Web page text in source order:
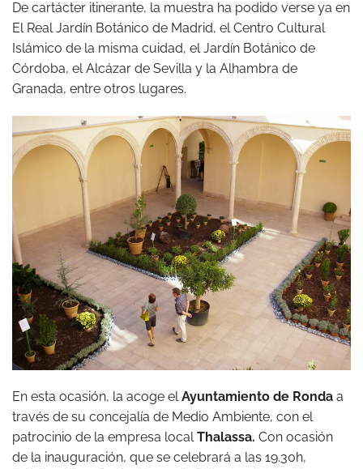
De cartácter itinerante, la muestra ha podido verse ya en
El Real Jardín Botánico de Madrid, el Centro Cultural
Islámico de la misma cuidad, el Jardín Botánico de
Córdoba, el Alcázar de Sevilla y la Alhambra de
Granada, entre otros lugares.
En esta ocasión, la acoge elAyuntamiento de Ronda a
través de su concejalía de Medio Ambiente, con el
patrocinio de la empresa localThalassa. Con ocasión
de la inauguración, que se celebrará a las 19.30h,